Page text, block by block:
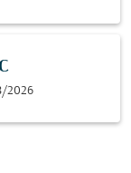
2026